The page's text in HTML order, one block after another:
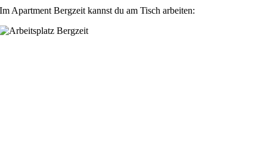
Im Apartment Bergzeit kannst du am Tisch arbeiten: